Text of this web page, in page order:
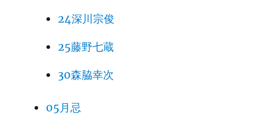
24深川宗俊
25藤野七蔵
30森脇幸次
05月忌